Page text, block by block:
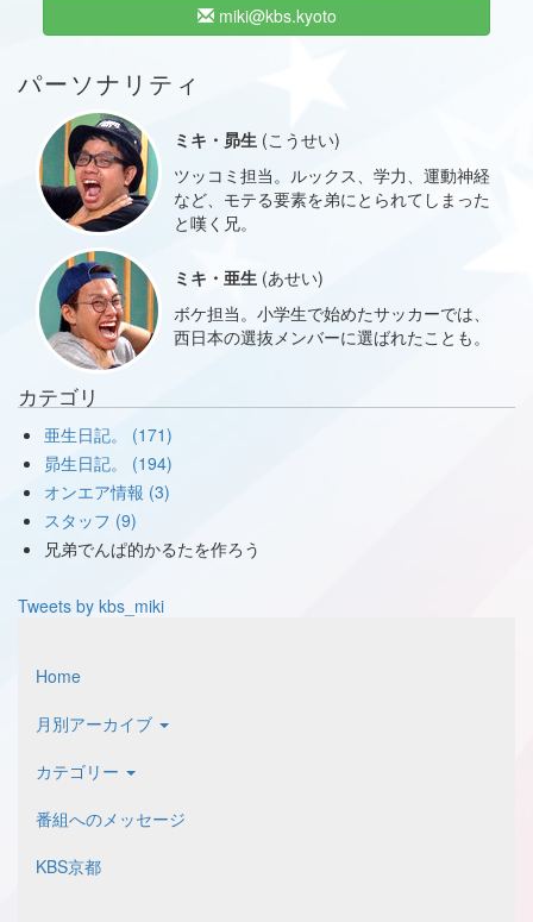
miki@kbs.kyoto
パーソナリティ
ミキ・昴生 (こうせい)
ツッコミ担当。ルックス、学力、運動神経
など、モテる要素を弟にとられてしまった
と嘆く兄。
ミキ・亜生 (あせい)
ボケ担当。小学生で始めたサッカーでは、
西日本の選抜メンバーに選ばれたことも。
カテゴリ
亜生日記。 (171)
昴生日記。 (194)
オンエア情報 (3)
スタッフ (9)
兄弟でんぱ的かるたを作ろう
Tweets by kbs_miki
Home
月別アーカイブ
カテゴリー
番組へのメッセージ
KBS京都